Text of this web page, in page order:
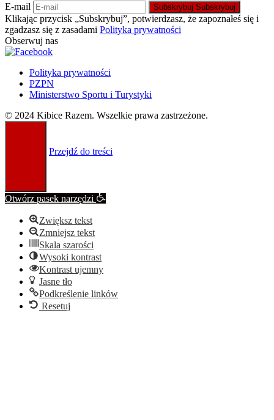
E-mail Subskrybuj Subskrybuj
Klikając przycisk „Subskrybuj”, potwierdzasz, że zapoznałeś się i
zgadzasz się z zasadami Polityka prywatności
Obserwuj nas
Polityka prywatności
PZPN
Ministerstwo Sportu i Turystyki
© 2024 Kibice Razem. Wszelkie prawa zastrzeżone.
Przejdź do treści
Otwórz pasek narzędzi
Zwiększ tekst
Zmniejsz tekst
Skala szarości
Wysoki kontrast
Kontrast ujemny
Jasne tło
Podkreślenie linków
Resetuj